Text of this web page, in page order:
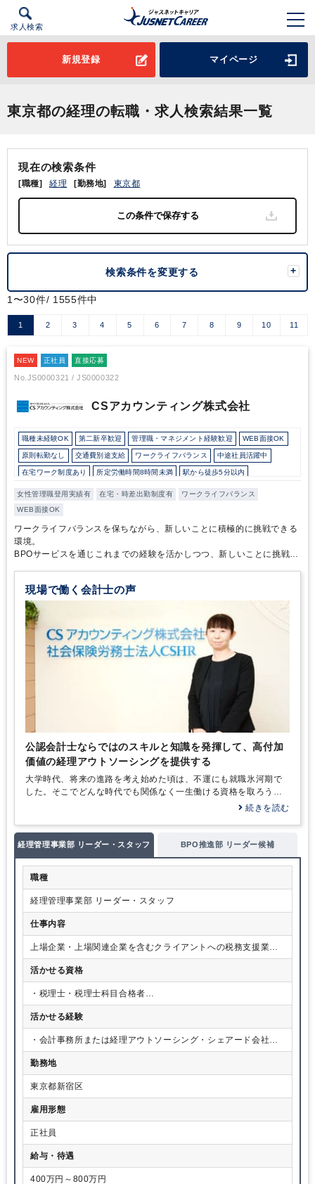
求人検索
新規登録 マイページ
東京都の経理の転職・求人検索結果一覧
1 2 3 4 5 6 7 8 9 10 11
NEW 正社員 直接応募
No.JS0000321 / JS0000322
CSアカウンティング株式会社
職種未経験OK 第二新卒歓迎 管理職・マネジメント経験歓迎 WEB面接OK
原則転勤なし 交通費別途支給 ワークライフバランス 中途社員活躍中
在宅ワーク制度あり 所定労働時間8時間未満 駅から徒歩5分以内
土日祝休み 完全週休2日制 総合力（Big４～準大手）
ダブルライセンス(公認会計士＋税理士等）
女性管理職登用実績有 在宅・時差出勤制度有
ワークライフバランス
WEB面接OK
ワークライフバランスを保ちながら、新しいことに積極的に挑戦できる
環境。
BPOサービスを通じこれまでの経験を活かしつつ、新しいことに挑戦し
現場で働く会計士の声
公認会計士ならではのスキルと知識を発揮して、高付加
価値の経理アウトソーシングを提供する
大学時代、将来の進路を考え始めた頃は、不運にも就職氷河期で
した。そこでどんな時代でも関係なく一生働ける資格を取ろうと
考え、税理士と公認会計士の資格に着目したのです。大学のキャ
続きを読む
経理管理事業部 リーダー・スタッフ BPO推進部 リーダー候補
職種
経理管理事業部 リーダー・スタッフ
仕事内容
上場企業・上場関連企業を含むクライアントへの税務支援業務
や会計士業務を中心とした経理アウトソーシング業務
活かせる資格
・税理士・税理士科目合格者
・公認会計士 など
活かせる経験
・会計事務所または経理アウトソーシング・シェアード会社で
の実務経験 ・経理業務(年次決算レベル)経験 ・マネジメント経
験 など
勤務地
東京都新宿区
雇用形態
正社員
給与・待遇
400万円～800万円
現在の検索条件
[職種] 経理 [勤務地] 東京都
検索条件を変更する
1〜30件/ 1555件中